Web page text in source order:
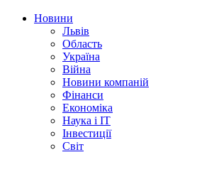
Новини
Львів
Область
Україна
Війна
Новини компаній
Фінанси
Економіка
Наука і IT
Інвестиції
Світ